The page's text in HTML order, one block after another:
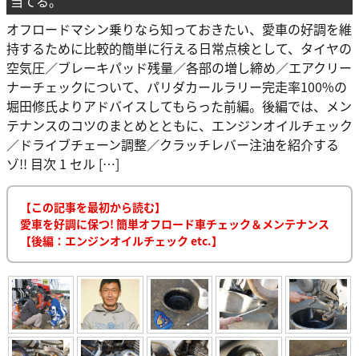
オフロードマシン乗りなら知っておきたい、愛車の好調を維
持するために比較的簡単に行える日常点検として、タイヤの
空気圧／ブレーキパッド残量／各部の増し締め／エアクリー
ナーチェックについて、パリダカールラリー完走率100%の
堀田修氏よりアドバイスしてもらった前編。後編では、メン
テナンスのコツのまとめとともに、エンジンオイルチェック
／ドライブチェーン調整／クラッチレバー注油を紹介する
ゾ!! 目次 1 セル […]
【この記事を最初から読む】
愛車を好調に保つ! 簡単オフロード車チェック＆メンテナンス
【後編：エンジンオイルチェック etc.】